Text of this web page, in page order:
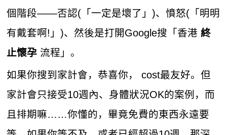
個階段——否認(「一定是壞了」)、憤怒(「明明
有戴套啊!」)、然後是打開Google搜「香港終
止懷孕 流程」。
如果你搜到家計會，恭喜你， cost最友好。但
家計會只接受10週內、身體狀況OK的案例，而
且排期嘛……你懂的，畢竟免費的東西永遠要